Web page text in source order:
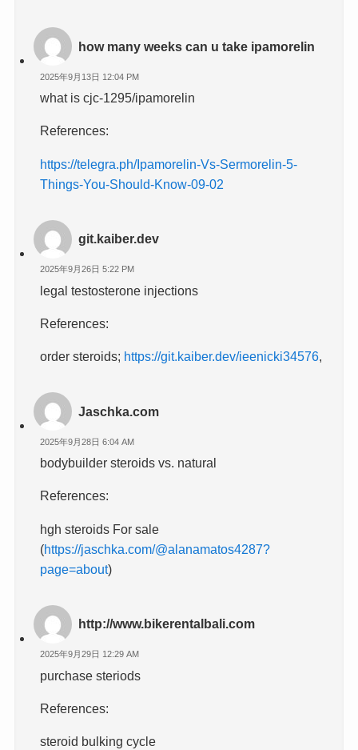
how many weeks can u take ipamorelin
2025年9月13日 12:04 PM
what is cjc-1295/ipamorelin
References:
https://telegra.ph/Ipamorelin-Vs-Sermorelin-5-
Things-You-Should-Know-09-02
git.kaiber.dev
2025年9月26日 5:22 PM
legal testosterone injections
References:
order steroids; https://git.kaiber.dev/ieenicki34576,
Jaschka.com
2025年9月28日 6:04 AM
bodybuilder steroids vs. natural
References:
hgh steroids For sale
(https://jaschka.com/@alanamatos4287?
page=about)
http://www.bikerentalbali.com
2025年9月29日 12:29 AM
purchase steriods
References:
steroid bulking cycle